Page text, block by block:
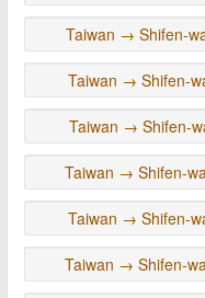
Taiwan → Shifen-
Taiwan → Shifen-
Taiwan → Shifen-
Taiwan → Shifen-
Taiwan → Shifen-
Taiwan → Shifen-